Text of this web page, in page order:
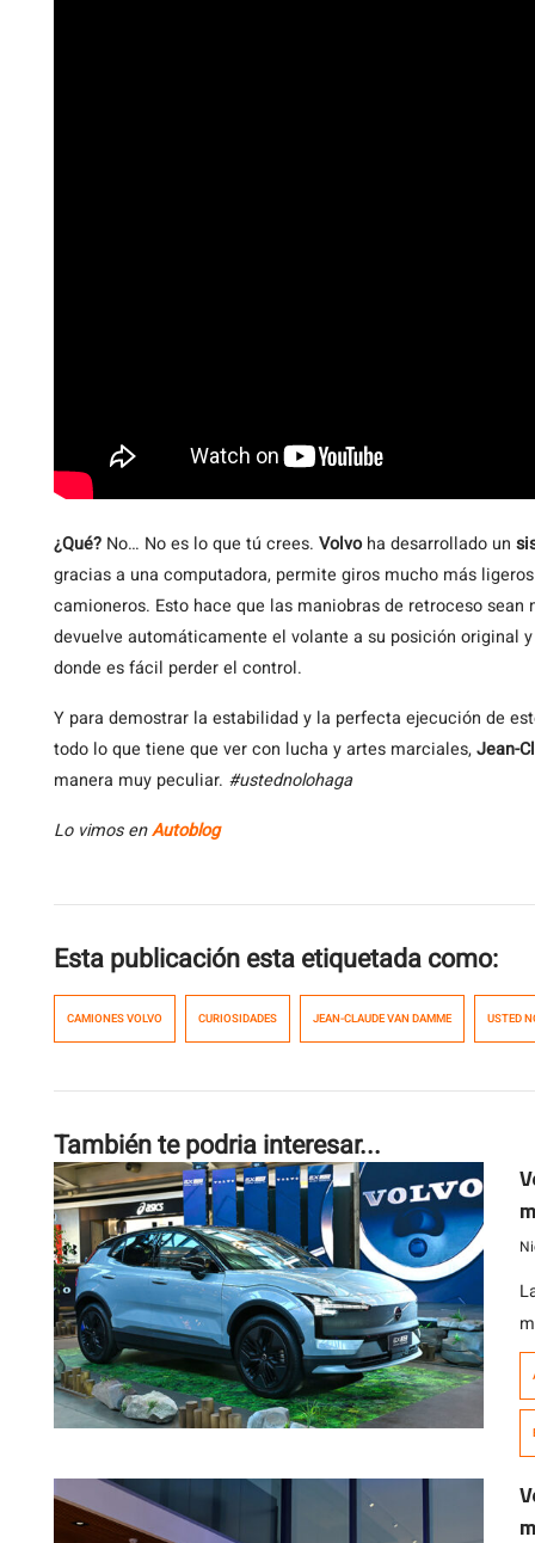
¿Qué? No… No es lo que tú crees. Volvoha desarrollado un
gracias a una computadora, permite giros mucho más
camioneros. Esto hace que las maniobras de retroceso
devuelve automáticamente el volante a su posición original
donde es fácil perder el control.
Y para demostrar la estabilidad y la perfecta ejecución de
todo lo que tiene que ver con lucha y artes marciales,Jean-
manera muy peculiar. #ustednolohaga
Lo vimos enAutoblog
Esta publicación esta etiquetada como:
CAMIONES VOLVO CURIOSIDADES JEAN-CLAUDE VAN DAMME USTED
También te podria interesar...